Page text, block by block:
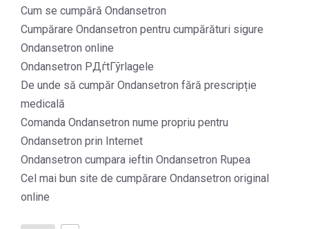
Cum se cumpără Ondansetron
Cumpărare Ondansetron pentru cumpărături sigure
Ondansetron online
Ondansetron PДѓtГўrlagele
De unde să cumpăr Ondansetron fără prescripție
medicală
Comanda Ondansetron nume propriu pentru
Ondansetron prin Internet
Ondansetron cumpara ieftin Ondansetron Rupea
Cel mai bun site de cumpărare Ondansetron original
online